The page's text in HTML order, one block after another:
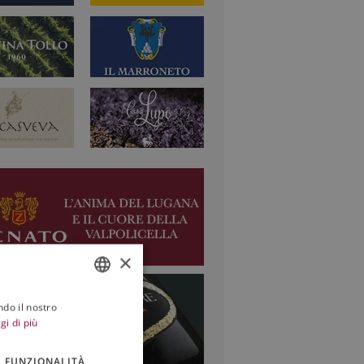
×
il nostro
di più
FUNZIONALITÀ